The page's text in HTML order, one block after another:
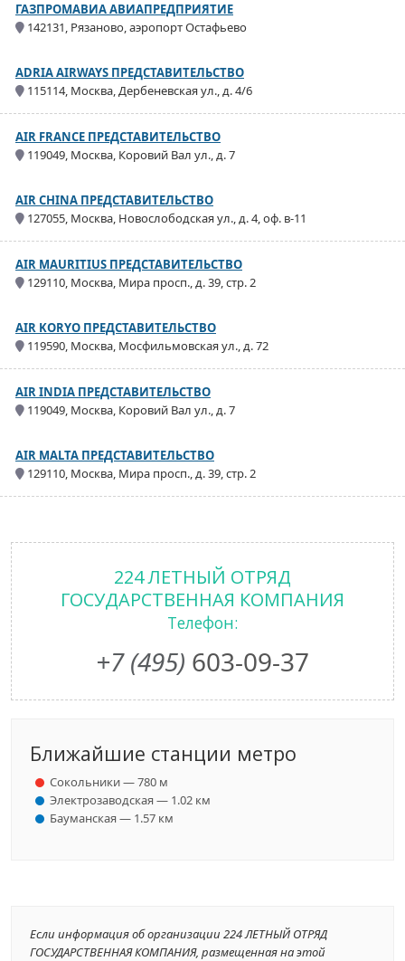
ГАЗПРОМАВИА АВИАПРЕДПРИЯТИЕ
142131, Рязаново, аэропорт Остафьево
ADRIA AIRWAYS ПРЕДСТАВИТЕЛЬСТВО
115114, Москва, Дербеневская ул., д. 4/6
AIR FRANCE ПРЕДСТАВИТЕЛЬСТВО
119049, Москва, Коровий Вал ул., д. 7
AIR CHINA ПРЕДСТАВИТЕЛЬСТВО
127055, Москва, Новослободская ул., д. 4, оф. в-11
AIR MAURITIUS ПРЕДСТАВИТЕЛЬСТВО
129110, Москва, Мира просп., д. 39, стр. 2
AIR KORYO ПРЕДСТАВИТЕЛЬСТВО
119590, Москва, Мосфильмовская ул., д. 72
AIR INDIA ПРЕДСТАВИТЕЛЬСТВО
119049, Москва, Коровий Вал ул., д. 7
AIR MALTA ПРЕДСТАВИТЕЛЬСТВО
129110, Москва, Мира просп., д. 39, стр. 2
224 ЛЕТНЫЙ ОТРЯД
ГОСУДАРСТВЕННАЯ КОМПАНИЯ
Телефон:
+7 (495) 603-09-37
Ближайшие станции метро
Сокольники — 780 м
Электрозаводская — 1.02 км
Бауманская — 1.57 км
Если информация об организации 224 ЛЕТНЫЙ ОТРЯД
ГОСУДАРСТВЕННАЯ КОМПАНИЯ, размещенная на этой